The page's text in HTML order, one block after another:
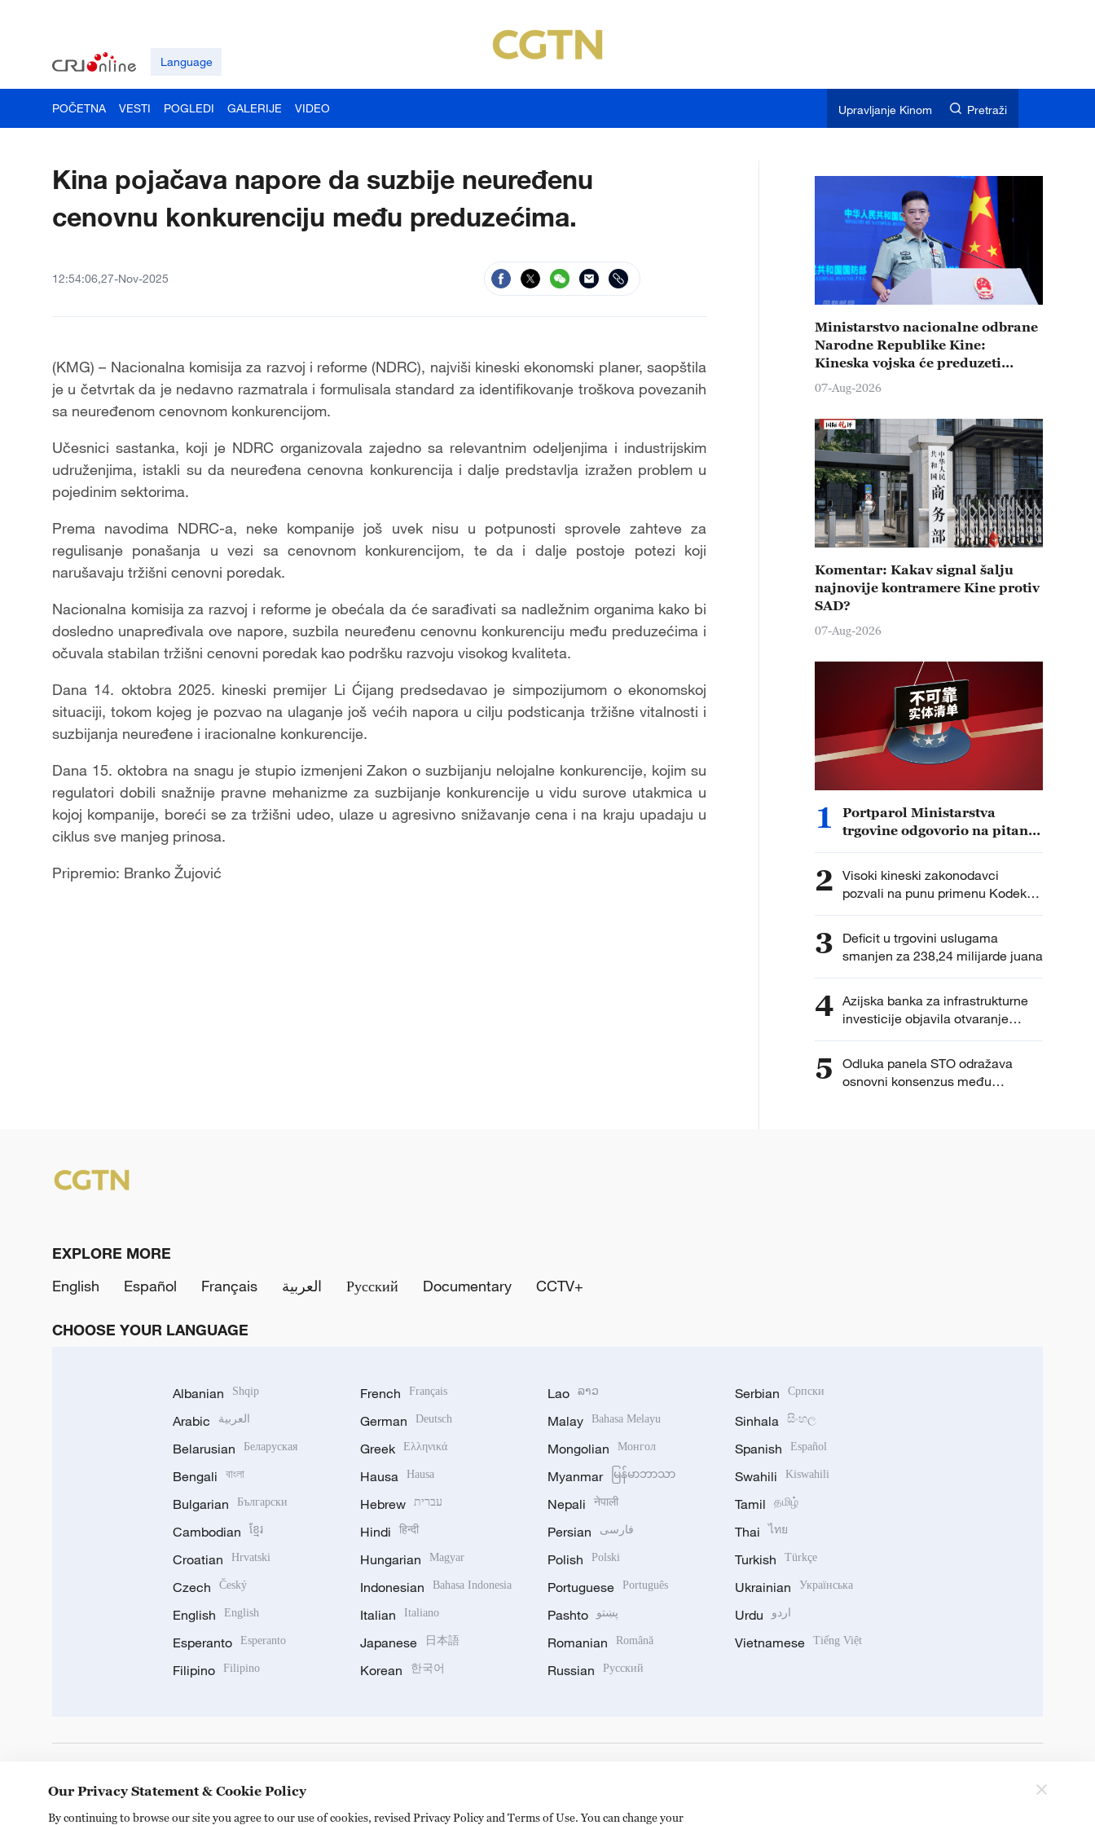
Language
POČETNA VESTI POGLEDI GALERIJE VIDEO Upravljanje Kinom Pretraži
Kina pojačava napore da suzbije neuređenu
cenovnu konkurenciju među preduzećima.
12:54:06,27-Nov-2025
(KMG) – Nacionalna komisija za razvoj i reforme (NDRC), najviši kineski ekonomski planer, saopštila
je u četvrtak da je nedavno razmatrala i formulisala standard za identifikovanje troškova povezanih
sa neuređenom cenovnom konkurencijom.
Učesnici sastanka, koji je NDRC organizovala zajedno sa relevantnim odeljenjima i industrijskim
udruženjima, istakli su da neuređena cenovna konkurencija i dalje predstavlja izražen problem u
pojedinim sektorima.
Prema navodima NDRC-a, neke kompanije još uvek nisu u potpunosti sprovele zahteve za
regulisanje ponašanja u vezi sa cenovnom konkurencijom, te da i dalje postoje potezi koji
narušavaju tržišni cenovni poredak.
Nacionalna komisija za razvoj i reforme je obećala da će sarađivati sa nadležnim organima kako bi
dosledno unapređivala ove napore, suzbila neuređenu cenovnu konkurenciju među preduzećima i
očuvala stabilan tržišni cenovni poredak kao podršku razvoju visokog kvaliteta.
Dana 14. oktobra 2025. kineski premijer Li Ćijang predsedavao je simpozijumom o ekonomskoj
situaciji, tokom kojeg je pozvao na ulaganje još većih napora u cilju podsticanja tržišne vitalnosti i
suzbijanja neuređene i iracionalne konkurencije.
Dana 15. oktobra na snagu je stupio izmenjeni Zakon o suzbijanju nelojalne konkurencije, kojim su
regulatori dobili snažnije pravne mehanizme za suzbijanje konkurencije u vidu surove utakmica u
kojoj kompanije, boreći se za tržišni udeo, ulaze u agresivno snižavanje cena i na kraju upadaju u
ciklus sve manjeg prinosa.
Pripremio: Branko Žujović
Ministarstvo nacionalne odbrane
Narodne Republike Kine:
Kineska vojska će preduzeti
čvrste kontramere protiv svih
provokativnih pokušaja
izazivanja nemira
07-Aug-2026
Komentar: Kakav signal šalju
najnovije kontramere Kine protiv
SAD?
07-Aug-2026
1
Portparol Ministarstva
trgovine odgovorio na pitanja
2 Visoki kineski zakonodavci
pozvali na punu primenu Kodeksa
o ekologiji i zaštiti životne sredine
3
Deficit u trgovini uslugama
smanjen za 238,24 milijarde juana
4 Azijska banka za infrastrukturne
investicije objavila otvaranje
kancelarije u Hongkongu
5
Odluka panela STO odražava
osnovni konsenzus među
EXPLORE MORE
English
Español Français العربية Русский Documentary CCTV+
CHOOSE YOUR LANGUAGE
Albanian Shqip
Arabic العربية
Belarusian Беларуская
Bengali বাংলা
Bulgarian Български
Cambodian ខ្មែរ
Croatian Hrvatski
Czech Český
English English
Esperanto Esperanto
Filipino Filipino
French Français
German Deutsch
Greek Ελληνικά
Hausa Hausa
Hebrew עברית
Hindi हिन्दी
Hungarian Magyar
Indonesian Bahasa Indonesia
Italian Italiano
Japanese 日本語
Korean 한국어
Lao ລາວ
Malay Bahasa Melayu
Mongolian Монгол
Myanmar မြန်မာဘာသာ
Nepali नेपाली
Persian فارسی
Polish Polski
Portuguese Português
Pashto پښتو
Romanian Română
Russian Русский
Serbian Српски
Sinhala සිංහල
Spanish Español
Swahili Kiswahili
Tamil தமிழ்
Thai ไทย
Turkish Türkçe
Ukrainian Українська
Urdu اردو
Vietnamese Tiếng Việt
Our Privacy Statement & Cookie Policy
By continuing to browse our site you agree to our use of cookies, revised Privacy Policy and Terms of Use. You can change your